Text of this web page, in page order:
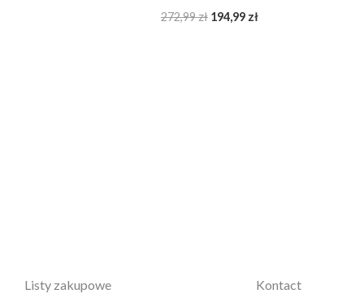
272,99zł 194,99 zł
Listy zakupowe Kontact